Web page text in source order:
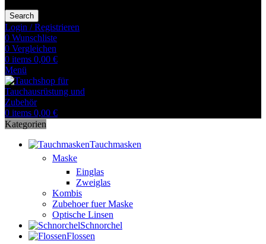
Search
Login / Registrieren
0 Wunschliste
0 Vergleichen
0 items 0,00 €
Menü
0 items 0,00 €
Kategorien
Tauchmasken
Maske
Einglas
Zweiglas
Kombis
Zubehoer fuer Maske
Optische Linsen
Schnorchel
Flossen